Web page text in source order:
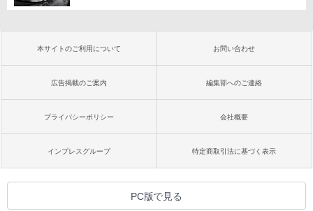
本サイトのご利用について お問い合わせ
広告掲載のご案内 編集部へのご連絡
プライバシーポリシー 会社概要
インプレスグループ 特定商取引法に基づく表示
PC版で見る